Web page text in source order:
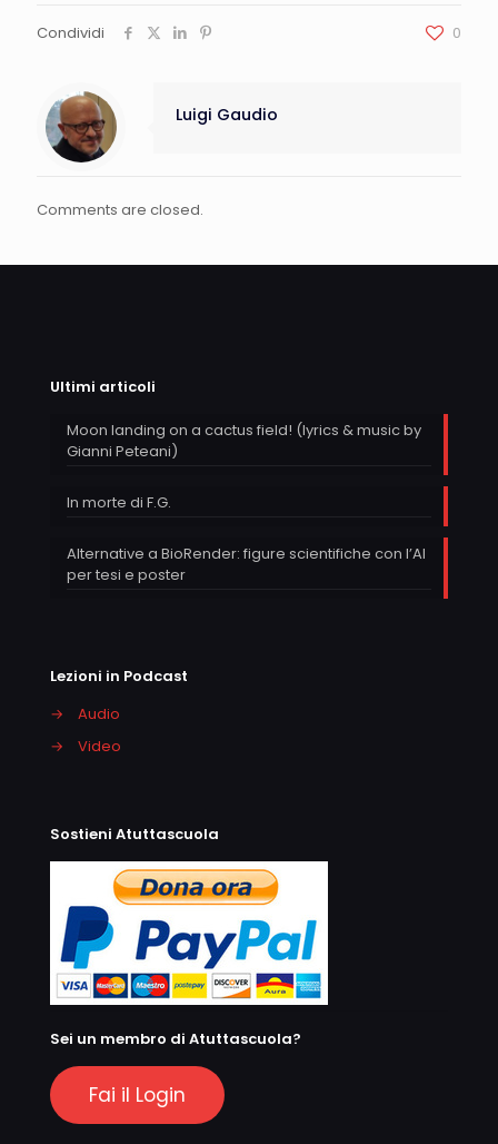
Condividi 0
Luigi Gaudio
Comments are closed.
Ultimi articoli
Moon landing on a cactus field! (lyrics & music by
Gianni Peteani)
In morte di F.G.
Alternative a BioRender: figure scientifiche con l’AI
per tesi e poster
Lezioni in Podcast
→
Audio
→
Video
Sostieni Atuttascuola
Sei un membro di Atuttascuola?
Fai il Login